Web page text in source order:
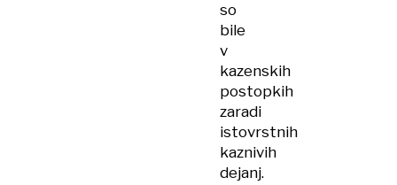
so
bile
v
kazenskih
postopkih
zaradi
istovrstnih
kaznivih
dejanj.